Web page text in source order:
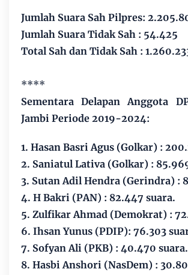
Jumlah Suara Sah Pilpres:
Jumlah Suara Tidak Sah : 54.425
Total Sah dan Tidak Sah :
****
Sementara Delapan Anggota
Jambi Periode 2019-2024:
1. Hasan Basri Agus (Golkar) :
2. Saniatul Lativa (Golkar) :
3. Sutan Adil Hendra (Gerindra) :
4. H Bakri (PAN) : 82.447 suara.
5. Zulfikar Ahmad (Demokrat) :
6. Ihsan Yunus (PDIP): 76.303
7. Sofyan Ali (PKB) : 40.470 suara.
8. Hasbi Anshori (NasDem) :